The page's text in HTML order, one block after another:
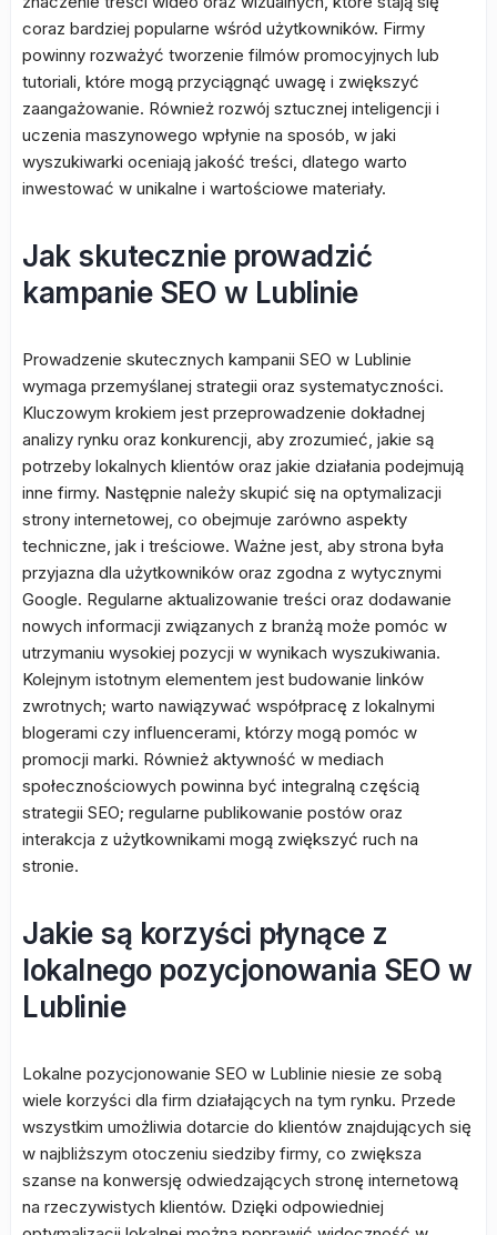
coraz bardziej popularne wśród użytkowników. Firmy
powinny rozważyć tworzenie filmów promocyjnych lub
tutoriali, które mogą przyciągnąć uwagę i zwiększyć
zaangażowanie. Również rozwój sztucznej inteligencji i
uczenia maszynowego wpłynie na sposób, w jaki
wyszukiwarki oceniają jakość treści, dlatego warto
inwestować w unikalne i wartościowe materiały.
Jak skutecznie prowadzić
kampanie SEO w Lublinie
Prowadzenie skutecznych kampanii SEO w Lublinie
wymaga przemyślanej strategii oraz systematyczności.
Kluczowym krokiem jest przeprowadzenie dokładnej
analizy rynku oraz konkurencji, aby zrozumieć, jakie są
potrzeby lokalnych klientów oraz jakie działania podejmują
inne firmy. Następnie należy skupić się na optymalizacji
strony internetowej, co obejmuje zarówno aspekty
techniczne, jak i treściowe. Ważne jest, aby strona była
przyjazna dla użytkowników oraz zgodna z wytycznymi
Google. Regularne aktualizowanie treści oraz dodawanie
nowych informacji związanych z branżą może pomóc w
utrzymaniu wysokiej pozycji w wynikach wyszukiwania.
Kolejnym istotnym elementem jest budowanie linków
zwrotnych; warto nawiązywać współpracę z lokalnymi
blogerami czy influencerami, którzy mogą pomóc w
promocji marki. Również aktywność w mediach
społecznościowych powinna być integralną częścią
strategii SEO; regularne publikowanie postów oraz
interakcja z użytkownikami mogą zwiększyć ruch na
stronie.
Jakie są korzyści płynące z
lokalnego pozycjonowania SEO w
Lublinie
Lokalne pozycjonowanie SEO w Lublinie niesie ze sobą
wiele korzyści dla firm działających na tym rynku. Przede
wszystkim umożliwia dotarcie do klientów znajdujących się
w najbliższym otoczeniu siedziby firmy, co zwiększa
szanse na konwersję odwiedzających stronę internetową
na rzeczywistych klientów. Dzięki odpowiedniej